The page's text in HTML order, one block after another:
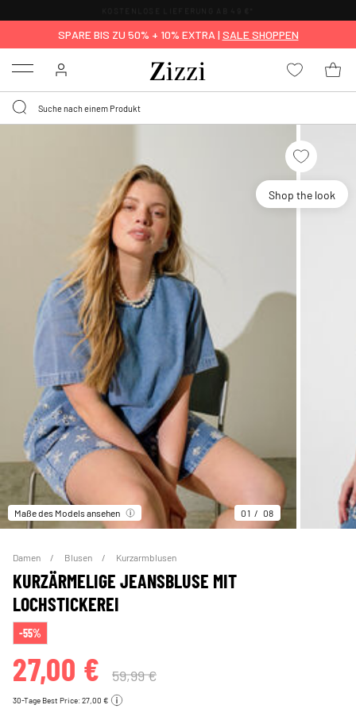
SPARE BIS ZU 50% + 10% EXTRA | SALE SHOPPEN
Menu
Shop the look
Maße des Models ansehen 01 08
Damen Blusen Kurzarmblusen
KURZÄRMELIGE JEANSBLUSE MIT
LOCHSTICKEREI
-55%
27,00 € 59,99 €
30-Tage Best Price: 27,00 €